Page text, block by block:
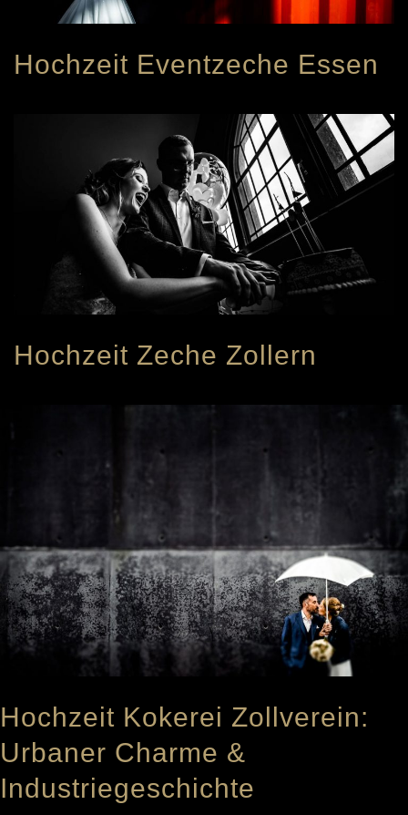
Hochzeit Eventzeche Essen
Hochzeit Zeche Zollern
Hochzeit Kokerei Zollverein:
Urbaner Charme &
Industriegeschichte